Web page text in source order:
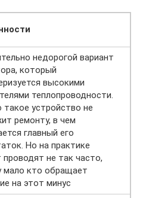
недорогой вариант
который
высокими
теплопроводности.
такое устройство не
ремонту, в чем
главный его
Но на практике
проводят не так часто,
мало кто обращает
на этот минус